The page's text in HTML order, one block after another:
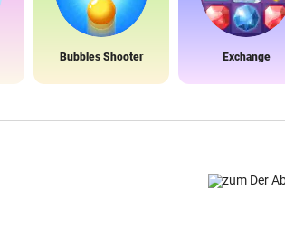
Bubbles Shooter Exchange